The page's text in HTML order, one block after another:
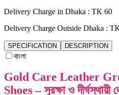
Delivery Charge in Dhaka : TK 60
Delivery Charge Outside Dhaka :
SPECIFICATION DESCRIPTION
বাংলা
Gold Care Leather
Shoes – সুরক্ষা ও দীর্ঘস্থায়ী